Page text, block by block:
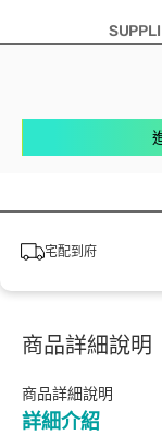
宅配到府
商品詳細說明
商品詳細說明
詳細介紹